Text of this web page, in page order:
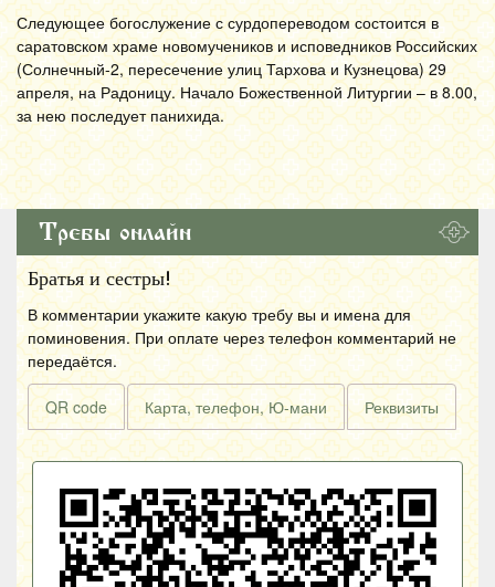
Следующее богослужение с сурдопереводом состоится в
саратовском храме новомучеников и исповедников Российских
(Солнечный-2, пересечение улиц Тархова и Кузнецова) 29
апреля, на Радоницу. Начало Божественной Литургии – в 8.00,
за нею последует панихида.
Требы онлайн
Братья и сестры!
В комментарии укажите какую требу вы и имена для
поминовения. При оплате через телефон комментарий не
передаётся.
QR code Карта, телефон, Ю-мани Реквизиты